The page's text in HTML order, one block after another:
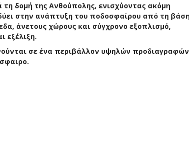
τη δομή της Ανθούπολης, ενισχύοντας ακόμη
στην ανάπτυξη του ποδοσφαίρου από τη
άνετους χώρους και σύγχρονο εξοπλισμό,
εξέλιξη.
σε ένα περιβάλλον υψηλών